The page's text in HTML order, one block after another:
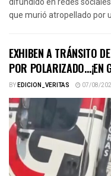
que murió atropellado por
EXHIBEN A TRÁNSITO
POR POLARIZADO…¡EN
BYEDICION_VERITAS 07/08/